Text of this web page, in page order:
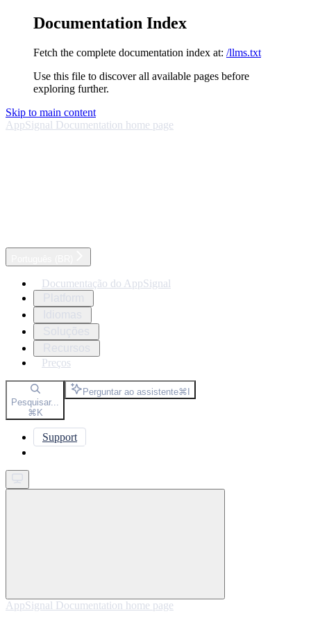
Documentation Index
Fetch the complete documentation index at: /llms.txt
Use this file to discover all available pages before
exploring further.
Skip to main content
AppSignal Documentation home page
Documentação do AppSignal
Preços
Pesquisar...
⌘K
Perguntar ao assistente⌘I
Support
AppSignal Documentation home page